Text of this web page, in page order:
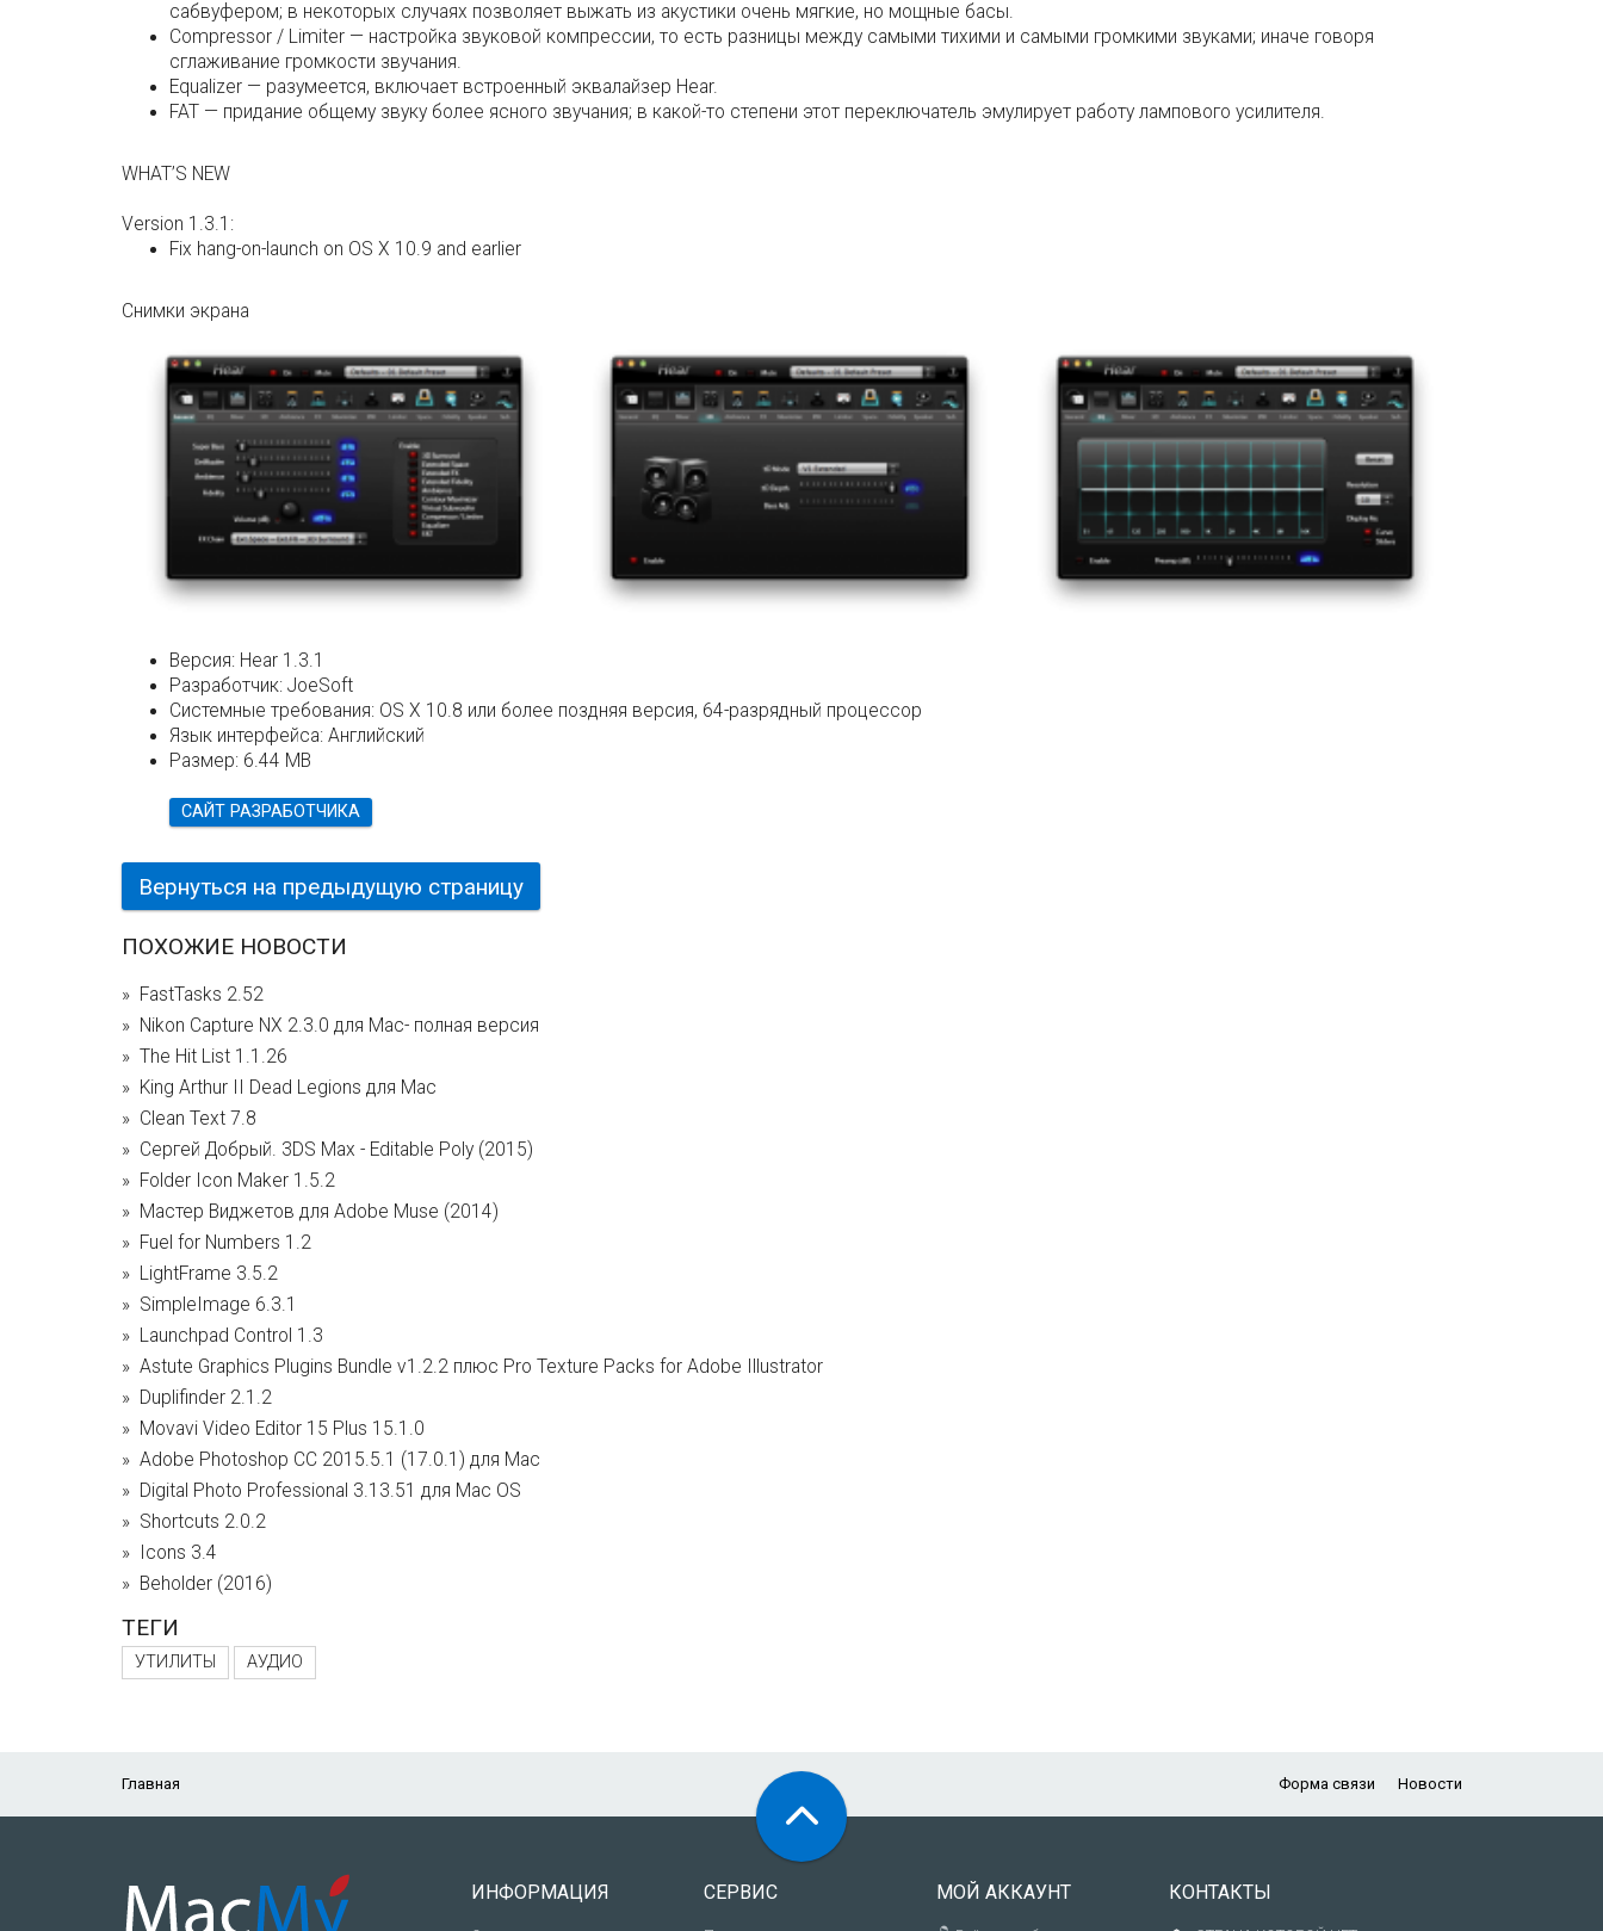
сабвуфером; в некоторых случаях позволяет выжать из акустики очень мягкие, но мощные басы.
Compressor / Limiter — настройка звуковой компрессии, то есть разницы между самыми тихими и самыми громкими звуками; иначе говоря
сглаживание громкости звучания.
Equalizer — разумеется, включает встроенный эквалайзер Hear.
FAT — придание общему звуку более ясного звучания; в какой-то степени этот переключатель эмулирует работу лампового усилителя.
WHAT’S NEW
Version 1.3.1:
Fix hang-on-launch on OS X 10.9 and earlier
Снимки экрана
Версия: Hear 1.3.1
Разработчик: JoeSoft
Системные требования: OS X 10.8 или более поздняя версия, 64-разрядный процессор
Язык интерфейса: Английский
Размер: 6.44 MB
САЙТ РАЗРАБОТЧИКА
Вернуться на предыдущую страницу
ПОХОЖИЕ НОВОСТИ
FastTasks 2.52
Nikon Capture NX 2.3.0 для Mac- полная версия
The Hit List 1.1.26
King Arthur II Dead Legions для Mac
Clean Text 7.8
Сергей Добрый. 3DS Max - Editable Poly (2015)
Folder Icon Maker 1.5.2
Мастер Виджетов для Adobe Muse (2014)
Fuel for Numbers 1.2
LightFrame 3.5.2
SimpleImage 6.3.1
Launchpad Control 1.3
Astute Graphics Plugins Bundle v1.2.2 плюс Pro Texture Packs for Adobe Illustrator
Duplifinder 2.1.2
Movavi Video Editor 15 Plus 15.1.0
Adobe Photoshop CC 2015.5.1 (17.0.1) для Mac
Digital Photo Professional 3.13.51 для Mac OS
Shortcuts 2.0.2
Icons 3.4
Beholder (2016)
ТЕГИ
УТИЛИТЫ АУДИО
Главная Форма связи Новости
ИНФОРМАЦИЯ СЕРВИС МОЙ АККАУНТ КОНТАКТЫ